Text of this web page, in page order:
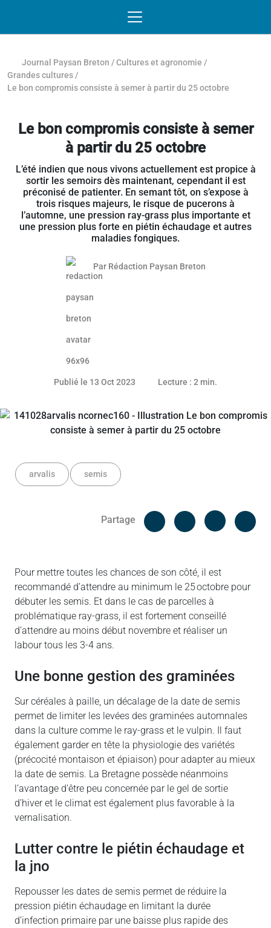
Journal Paysan Breton /Cultures et agronomie /
Grandes cultures /
Le bon compromis consiste à semer à partir du 25 octobre
Le bon compromis consiste à semer
à partir du 25 octobre
L’été indien que nous vivons actuellement est propice à
sortir les semoirs dès maintenant, cependant il est
préconisé de patienter. En semant tôt, on s’expose à
trois risques majeurs, le risque de pucerons à
l’automne, une pression ray-grass plus importante et
une pression plus forte en piétin échaudage et autres
maladies fongiques.
Par Rédaction Paysan Breton
Publié le 13 Oct 2023 12 octobre 2023
Lecture : 2 min.
arvalis semis
Partage
Facebook
Pour mettre toutes les chances de son côté, il est
recommandé d’attendre au minimum le 25 octobre pour
débuter les semis. Et dans le cas de parcelles à
problématique ray-grass, il est fortement conseillé
d’attendre au moins début novembre et réaliser un
labour tous les 3-4 ans.
une bonne gestion des graminées
Sur céréales à paille, un décalage de la date de semis
permet de limiter les levées des graminées automnales
dans la culture comme le ray-grass et le vulpin. Il faut
également garder en tête la physiologie des variétés
(précocité montaison et épiaison) pour adapter au mieux
la date de semis. La Bretagne possède néanmoins
l’avantage d’être peu concernée par le gel de sortie
d’hiver et le climat est également plus favorable à la
vernalisation.
lutter contre le piétin échaudage et
la jno
Repousser les dates de semis permet de réduire la
pression piétin échaudage en limitant la durée
d’infection primaire par une baisse plus rapide des